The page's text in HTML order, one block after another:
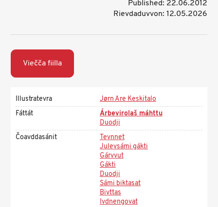
Published: 22.06.2012
Rievdaduvvon: 12.05.2026
Viečča fiilla
Illustratevra
Jørn Are Keskitalo
Fáttát
Árbevirolaš máhttu
Duodji
Čoavddasánit
Tevnnet
Julevsámi gákti
Gárvvut
Gákti
Duodji
Sámi biktasat
Bivttas
Ivdnengovat